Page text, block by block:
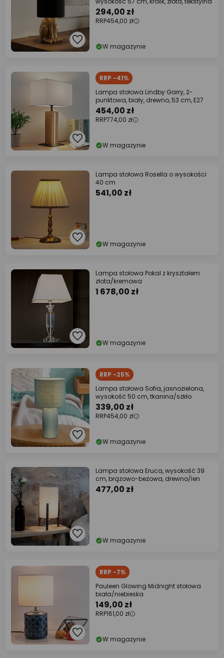
294,00 zł
RRP454,00 zł
W magazynie
RRP -41%
Lampa stołowa Lindby Garry, 2-
punktowa, biały, drewno, 53 cm, E27
454,00 zł
RRP774,00 zł
W magazynie
Lampa stołowa Rosella o wysokości
40 cm
541,00 zł
W magazynie
Lampa stołowa Pokal z kryształem
złota/kremowa
1 678,00 zł
W magazynie
RRP -25%
Lampa stołowa Sofia, jasnozielona,
wysokość 50 cm, tkanina/szkło
339,00 zł
RRP454,00 zł
W magazynie
Lampa stołowa Eruca, wysokość 39
cm, brązowo-beżowa, drewno/len
477,00 zł
W magazynie
RRP -7%
Pauleen Glowing Midnight stołowa
biała/niebieska
149,00 zł
RRP161,00 zł
W magazynie